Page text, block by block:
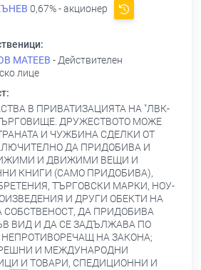
0,67% - акционер
МАТЕЕВ - Действителен
лице
В ПРИВАТИЗАЦИЯТА НА "ЛВК-
ДРУЖЕСТВОТО МОЖЕ
И ЧУЖБИНА СДЕЛКИ ОТ
ДА ПРИДОБИВА И
И ДВИЖИМИ ВЕЩИ И
КНИГИ (САМО ПРИДОБИВА),
ТЪРГОВСКИ МАРКИ, НОУ-
И ДРУГИ ОБЕКТИ НА
СОБСТВЕНОСТ, ДА ПРИДОБИВА
ВИД И ДА СЕ ЗАДЪЛЖАВА ПО
НА ЗАКОНА;
И МЕЖДУНАРОДНИ
И ТОВАРИ, СПЕДИЦИОННИ И